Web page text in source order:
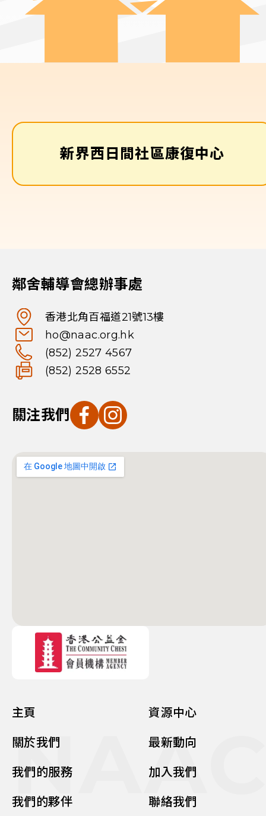
新界西日間社區康復中心
鄰舍輔導會總辦事處
香港北角百福道21號13樓
ho@naac.org.hk
(852) 2527 4567
(852) 2528 6552
關注我們
主頁
關於我們
我們的服務
我們的夥伴
資源中心
最新動向
加入我們
聯絡我們